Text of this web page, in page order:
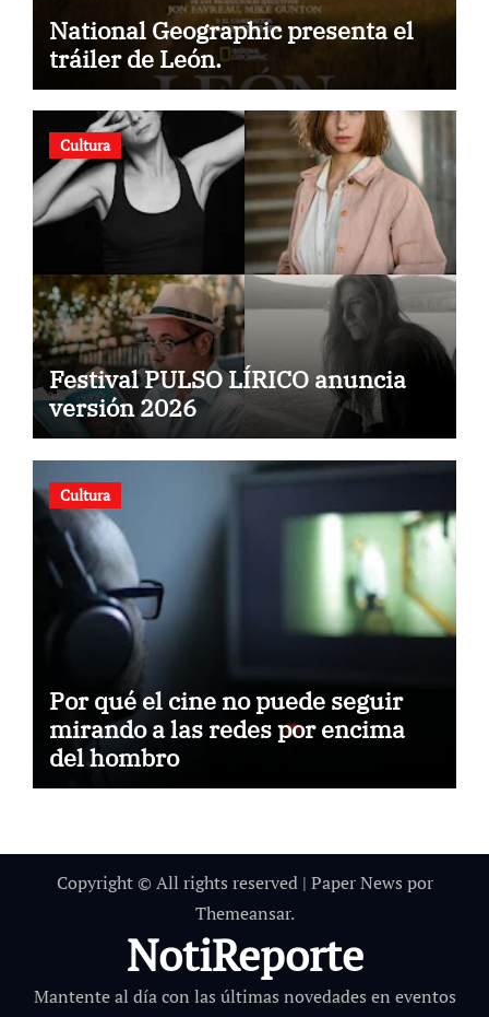
National Geographic presenta el
tráiler de León.
Cultura
Festival PULSO LÍRICO anuncia
versión 2026
Cultura
Por qué el cine no puede seguir
mirando a las redes por encima
del hombro
Copyright © All rights reserved | Paper News por
Themeansar.
NotiReporte
Mantente al día con las últimas novedades en eventos